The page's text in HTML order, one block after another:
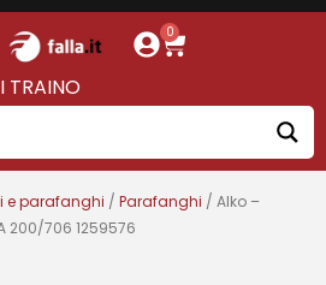
0
TRAINO
e parafanghi / Parafanghi / Alko –
200/706 1259576